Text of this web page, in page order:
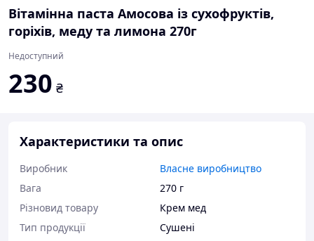
Вітамінна паста Амосова із сухофруктів,
горіхів, меду та лимона 270г
Недоступний
230 ₴
Характеристики та опис
Виробник
Власне виробництво
Вага
270 г
Різновид товару
Крем мед
Тип продукції
Сушені